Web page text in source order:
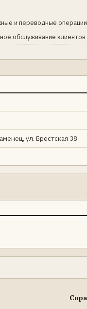
и переводные операции
обслуживание
ул. Брестская 38